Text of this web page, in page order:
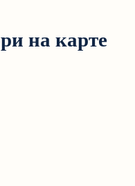
на карте